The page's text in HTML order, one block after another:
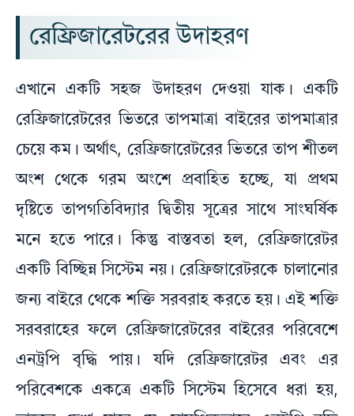
রেফ্রিজারেটরের উদাহরণ
এখানে একটি সহজ উদাহরণ দেওয়া যাক। একটি
রেফ্রিজারেটরের ভিতরে তাপমাত্রা বাইরের তাপমাত্রার
চেয়ে কম। অর্থাৎ, রেফ্রিজারেটরের ভিতরে তাপ শীতল
অংশ থেকে গরম অংশে প্রবাহিত হচ্ছে, যা প্রথম
দৃষ্টিতে তাপগতিবিদ্যার দ্বিতীয় সূত্রের সাথে সাংঘর্ষিক
মনে হতে পারে। কিন্তু বাস্তবতা হল, রেফ্রিজারেটর
একটি বিচ্ছিন্ন সিস্টেম নয়। রেফ্রিজারেটরকে চালানোর
জন্য বাইরে থেকে শক্তি সরবরাহ করতে হয়। এই শক্তি
সরবরাহের ফলে রেফ্রিজারেটরের বাইরের পরিবেশে
এনট্রপি বৃদ্ধি পায়। যদি রেফ্রিজারেটর এবং এর
পরিবেশকে একত্রে একটি সিস্টেম হিসেবে ধরা হয়,